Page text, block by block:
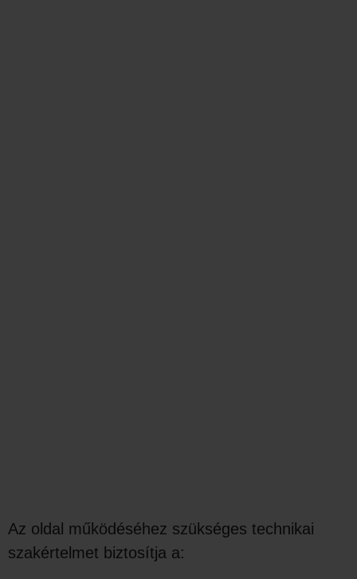
Az oldal működéséhez szükséges technikai
szakértelmet biztosítja a: